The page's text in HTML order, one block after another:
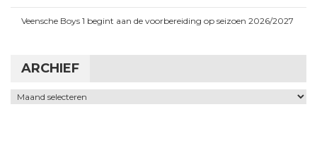
Veensche Boys 1 begint aan de voorbereiding op seizoen 2026/2027
ARCHIEF
Archief